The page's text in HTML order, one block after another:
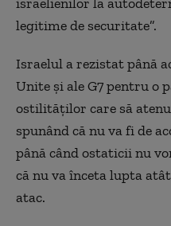
legitime de securitate”.
Israelul a rezistat până
Unite şi ale G7 pentru o
ostilităţilor care să
spunând că nu va fi de
până când ostaticii nu
că nu va înceta lupta
atac.